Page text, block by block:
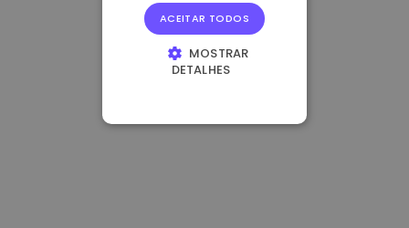
ACEITAR TODOS
MOSTRAR
DETALHES